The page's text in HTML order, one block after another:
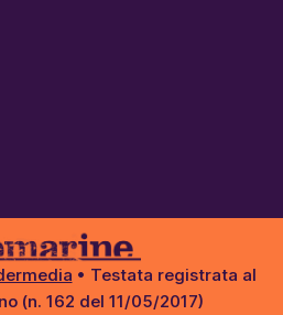
• Testata registrata al
(n. 162 del 11/05/2017)